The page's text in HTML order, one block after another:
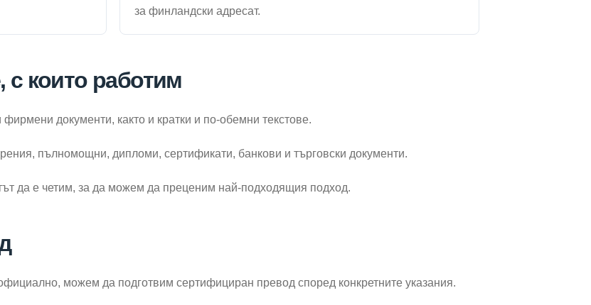
за финландски адресат.
с които работим
документи, както и кратки и по-обемни текстове.
пълномощни, дипломи, сертификати, банкови и търговски документи.
да е четим, за да можем да преценим най-подходящия подход.
можем да подготвим сертифициран превод според конкретните указания.